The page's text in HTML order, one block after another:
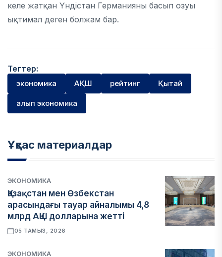
келе жатқан Үндістан Германияны басып озуы
ықтимал деген болжам бар.
Тегтер:
экономика АҚШ рейтинг Қытай
алып экономика
Ұқсас материалдар
ЭКОНОМИКА
Қазақстан мен Өзбекстан
арасындағы тауар айналымы 4,8
млрд АҚШ долларына жетті
05 ТАМЫЗ, 2026
ЭКОНОМИКА